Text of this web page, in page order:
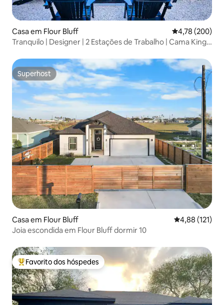
Casa em Flour Bluff Classificação
4,78 (200)
Tranquilo | Designer | 2 Estações de Trabalho | Cama King
Superhost
Superhost
Casa em Flour Bluff Classificação
4,88 (121)
Joia escondida em Flour Bluff dormir 10
Favoritos dos hóspedes mais apreciados
Favorito dos hóspedes